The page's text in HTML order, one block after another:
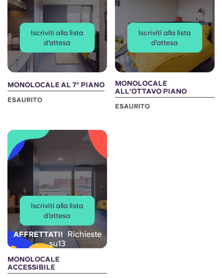
Iscriviti alla lista
d'attesa
MONOLOCALE AL 7° PIANO
ESAURITO
Iscriviti alla lista
d'attesa
MONOLOCALE
ALL’OTTAVO PIANO
ESAURITO
AFFRETTATI!
Richieste
su13
Iscriviti alla lista
d'attesa
MONOLOCALE
ACCESSIBILE